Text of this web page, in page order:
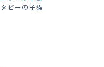
ビーの子猫